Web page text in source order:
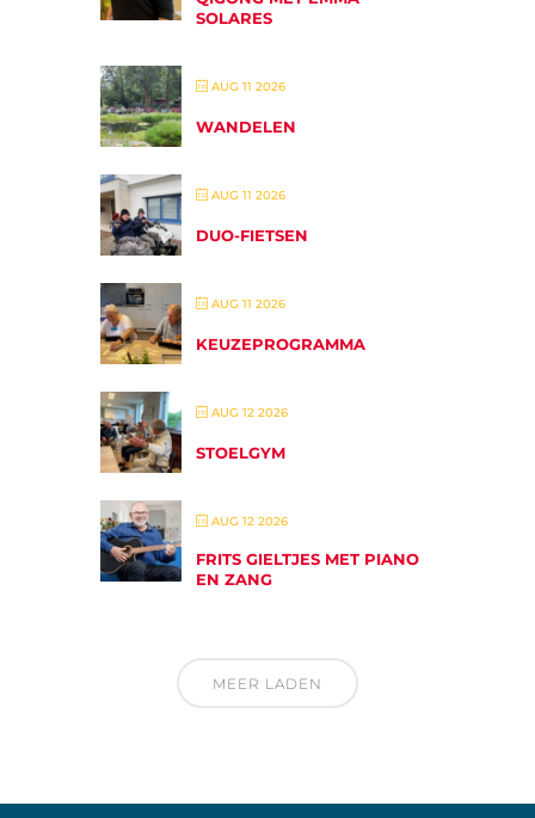
SOLARES
AUG 11 2026
WANDELEN
AUG 11 2026
DUO-FIETSEN
AUG 11 2026
KEUZEPROGRAMMA
AUG 12 2026
STOELGYM
AUG 12 2026
FRITS GIELTJES MET PIANO
EN ZANG
MEER LADEN